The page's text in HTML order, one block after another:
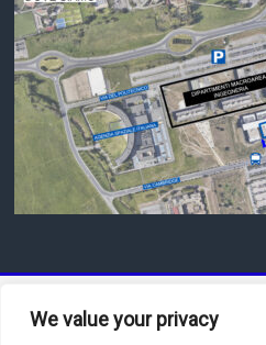
We value your privacy
Tor Vergata. Tutti i